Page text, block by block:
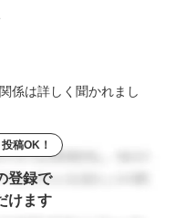
係は詳しく聞かれまし
稿OK！
登録で
けます